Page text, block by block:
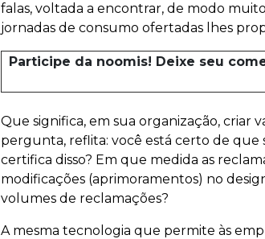
falas, voltada a encontrar, de modo
jornadas de consumo ofertadas lhes
Participe da noomis! Deixe seu
Que significa, em sua organização, criar
pergunta, reflita: você está certo de que
certifica disso? Em que medida as
modificações (aprimoramentos) no
volumes de reclamações?
A mesma tecnologia que permite às